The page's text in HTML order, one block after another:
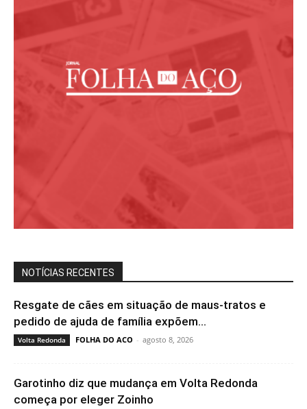
NOTÍCIAS RECENTES
Resgate de cães em situação de maus-tratos e
pedido de ajuda de família expõem...
Volta Redonda FOLHA DO ACO - agosto 8, 2026
Garotinho diz que mudança em Volta Redonda
começa por eleger Zoinho